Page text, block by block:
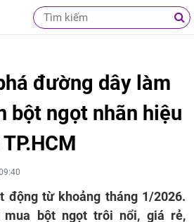
đường dây làm
bột ngọt nhãn hiệu
động từ khoảng tháng 1/2026.
bột ngọt trôi nổi, giá rẻ,